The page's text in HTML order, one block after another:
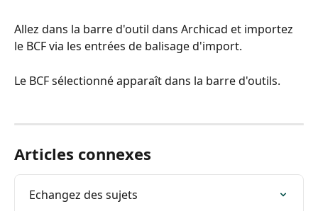
Allez dans la barre d'outil dans Archicad et importez
le BCF via les entrées de balisage d'import.
Le BCF sélectionné apparaît dans la barre d'outils.
Articles connexes
Echangez des sujets